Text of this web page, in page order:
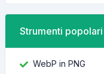
Strumenti popolari
WebP in PNG